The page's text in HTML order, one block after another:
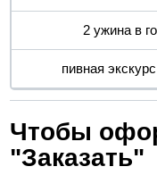
2 ужина в
пивная
Чтобы
"Заказать"